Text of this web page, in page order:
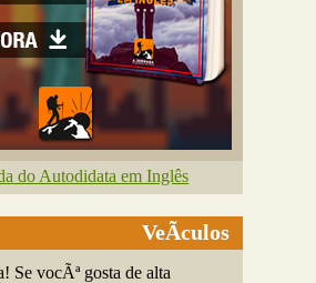
do Autodidata em Inglês
VeÃ­culos
Se vocÃª gosta de alta